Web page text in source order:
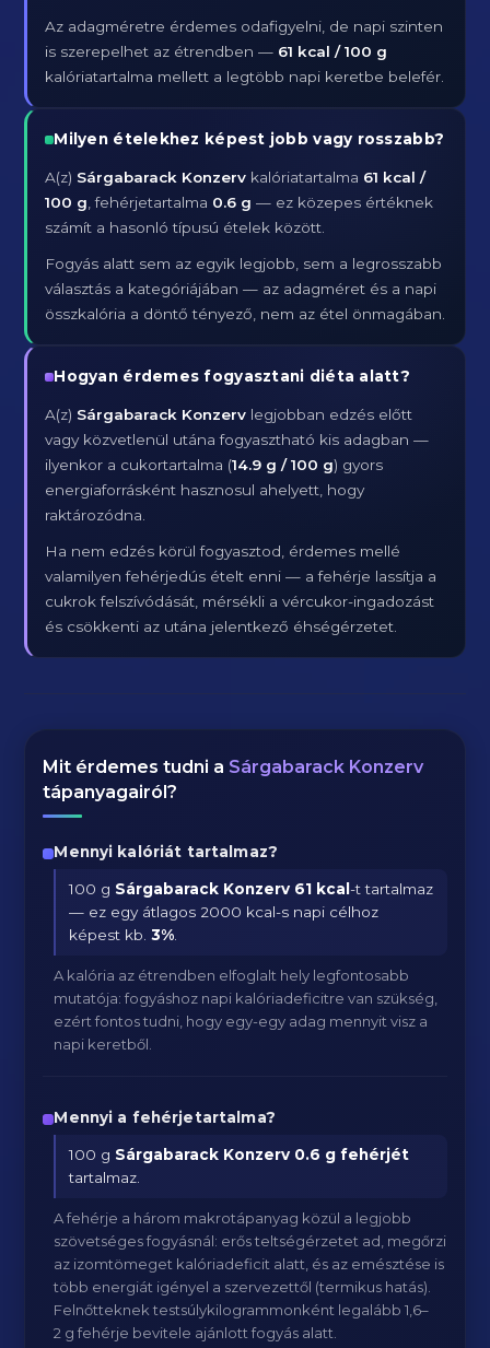
Az adagméretre érdemes odafigyelni, de napi szinten
is szerepelhet az étrendben — 61 kcal / 100 g
kalóriatartalma mellett a legtöbb napi keretbe belefér.
Milyen ételekhez képest jobb vagy rosszabb?
A(z) Sárgabarack Konzerv kalóriatartalma 61 kcal /
100 g , fehérjetartalma 0.6 g — ez közepes értéknek
számít a hasonló típusú ételek között.
Fogyás alatt sem az egyik legjobb, sem a legrosszabb
választás a kategóriájában — az adagméret és a napi
összkalória a döntő tényező, nem az étel önmagában.
Hogyan érdemes fogyasztani diéta alatt?
A(z) Sárgabarack Konzerv legjobban edzés előtt
vagy közvetlenül utána fogyasztható kis adagban —
ilyenkor a cukortartalma (14.9 g / 100 g) gyors
energiaforrásként hasznosul ahelyett, hogy
raktározódna.
Ha nem edzés körül fogyasztod, érdemes mellé
valamilyen fehérjedús ételt enni — a fehérje lassítja a
cukrok felszívódását, mérsékli a vércukor-ingadozást
és csökkenti az utána jelentkező éhségérzetet.
Mit érdemes tudni a Sárgabarack Konzerv
tápanyagairól?
Mennyi kalóriát tartalmaz?
100 g Sárgabarack Konzerv 61 kcal-t tartalmaz
— ez egy átlagos 2000 kcal-s napi célhoz
képest kb.3%
A kalória az étrendben elfoglalt hely legfontosabb
mutatója: fogyáshoz napi kalóriadeficitre van szükség,
ezért fontos tudni, hogy egy-egy adag mennyit visz a
napi keretből.
Mennyi a fehérjetartalma?
100 g Sárgabarack Konzerv 0.6 g fehérjét
tartalmaz.
A fehérje a három makrotápanyag közül a legjobb
szövetséges fogyásnál: erős teltségérzetet ad, megőrzi
az izomtömeget kalóriadeficit alatt, és az emésztése is
több energiát igényel a szervezettől (termikus hatás).
Felnőtteknek testsúlykilogrammonként legalább 1,6–
2 g fehérje bevitele ajánlott fogyás alatt.